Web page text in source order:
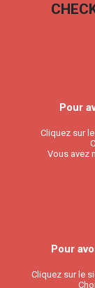
Pour
Cliquez sur
Vous avez
Pour
Cliquez sur le